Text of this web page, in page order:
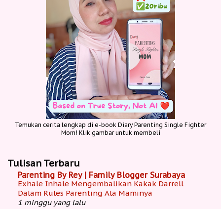
Temukan cerita lengkap di e-book Diary Parenting Single Fighter
Mom! Klik gambar untuk membeli
Tulisan Terbaru
Parenting By Rey | Family Blogger Surabaya
Exhale Inhale Mengembalikan Kakak Darrell
Dalam Rules Parenting Ala Maminya
1 minggu yang lalu